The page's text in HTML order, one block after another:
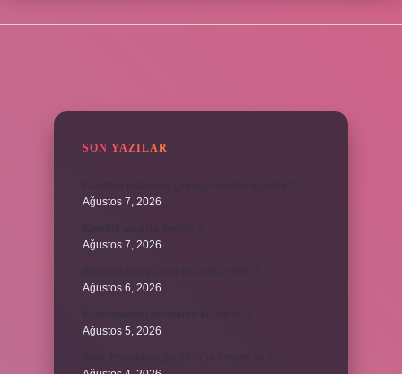
SON YAZILAR
Ağustos 7, 2026
Ağustos 7, 2026
Ağustos 6, 2026
Ağustos 5, 2026